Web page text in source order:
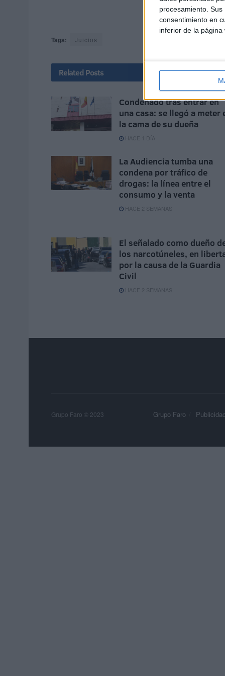
procesamiento.
consentimiento en
inferior de la página
Tags: Juicios
Related Posts
Condenado tras entrar en
una casa: se llegó a meter
la cama de su dueña
HACE 1 DÍA
La Audiencia tumba una
condena por tráfico de
drogas: la línea entre el
consumo y la venta
HACE 2 SEMANAS
El señalado como dueño
los narcotúneles, en
por la causa de la Guardia
Civil
HACE 2 SEMANAS
Grupo Faro Publicidad
Grupo Faro © 2023